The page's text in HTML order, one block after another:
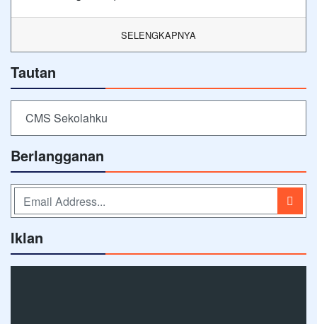
SELENGKAPNYA
Tautan
CMS Sekolahku
Berlangganan
Iklan